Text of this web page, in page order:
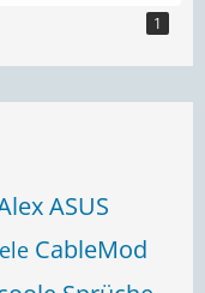
1
ASUS
CableMod